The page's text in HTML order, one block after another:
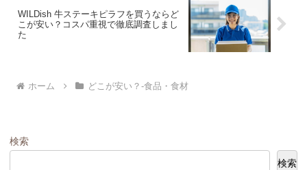
WILDish 牛ステーキピラフを買うならど
こが安い？コスパ重視で徹底調査しまし
た
ホーム どこが安い？-食品・食材
検索
検索